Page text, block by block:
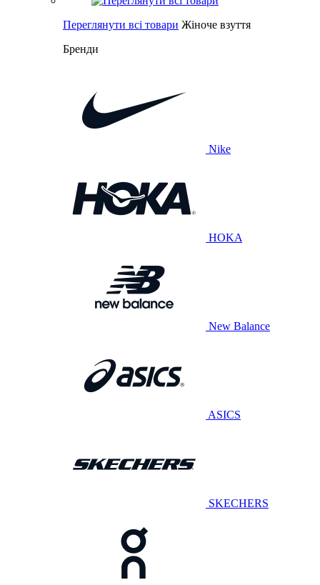
Переглянути всі товари Жіноче взуття
Бренди
Nike
HOKA
New Balance
ASICS
SKECHERS